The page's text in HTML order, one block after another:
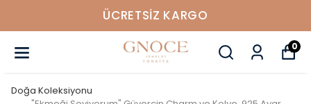
ÜCRETSIZ KARGO
0
Doğa Koleksiyonu